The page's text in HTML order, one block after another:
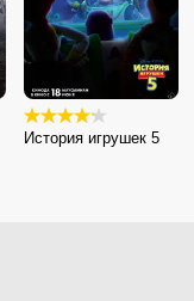
История игрушек 5